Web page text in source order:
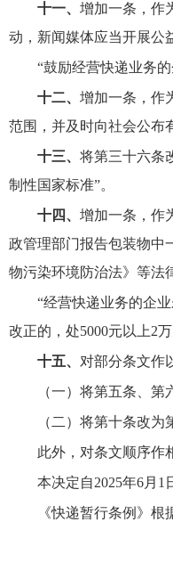
十一、 增加一条，作
动，新闻媒体应当开展公
“鼓励经营快递业务
十二、 增加一条，作
范围，并及时向社会公布
十三、 将第三十六条
制性国家标准”。
十四、 增加一条，作
政管理部门报告包装物中
物污染环境防治法》等法
“经营快递业务的企
改正的，处5000元以上2
十五、 对部分条文作
（一）将第五条、
（二）将第十条改
此外，对条文顺序作
本决定自2025年6月1
《快递暂行条例》根